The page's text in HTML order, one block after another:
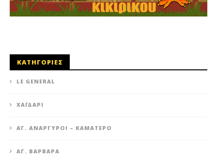
ΚΑΤΗΓΟΡΙΕΣ
LE GENERAL
XΑΪΔΆΡΙ
ΆΓ. ΑΝΆΡΓΥΡΟΙ – KΑΜΑΤΕΡΌ
ΑΓ. ΒΑΡΒΆΡΑ